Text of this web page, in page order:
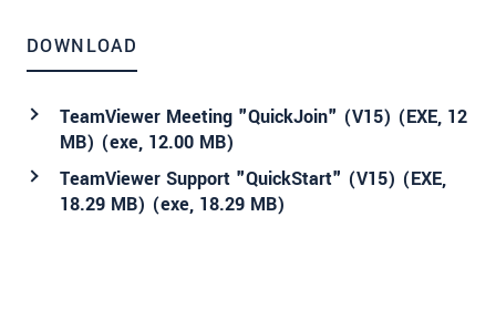
DOWNLOAD
TeamViewer Meeting "QuickJoin" (V15) (EXE, 12
MB) (exe, 12.00 MB)
TeamViewer Support "QuickStart" (V15) (EXE,
18.29 MB) (exe, 18.29 MB)